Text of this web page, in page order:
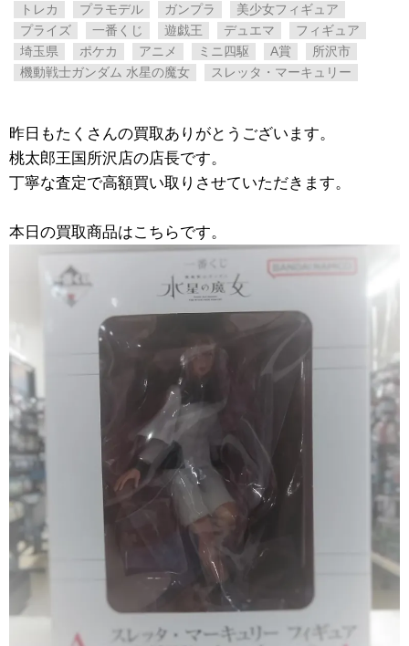
トレカ
プラモデル ガンプラ
美少女フィギュア
プライズ
一番くじ 遊戯王 デュエマ
フィギュア
埼玉県
ポケカ アニメ ミニ四駆 A賞
所沢市
機動戦士ガンダム 水星の魔女
スレッタ・マーキュリー
昨日もたくさんの買取ありがとうございます。
桃太郎王国所沢店の店長です。
丁寧な査定で高額買い取りさせていただきます。
本日の買取商品はこちらです。